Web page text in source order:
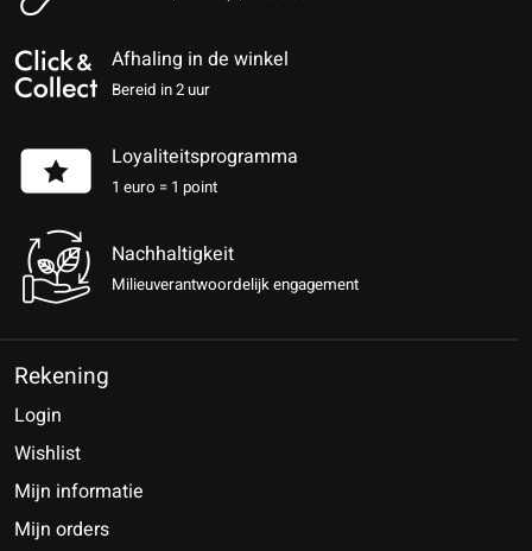
Afhaling in de winkel
Bereid in 2 uur
Loyaliteitsprogramma
1 euro = 1 point
Nachhaltigkeit
Milieuverantwoordelijk engagement
Rekening
Login
Wishlist
Mijn informatie
Mijn orders